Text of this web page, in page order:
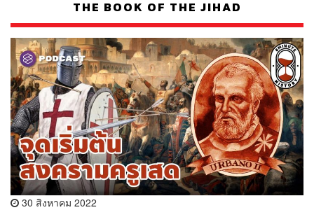
THE BOOK OF THE JIHAD
30 สิงหาคม 2022